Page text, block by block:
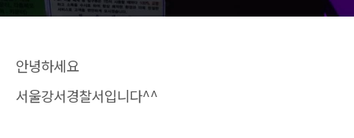
안녕하세요
서울강서경찰서입니다^^